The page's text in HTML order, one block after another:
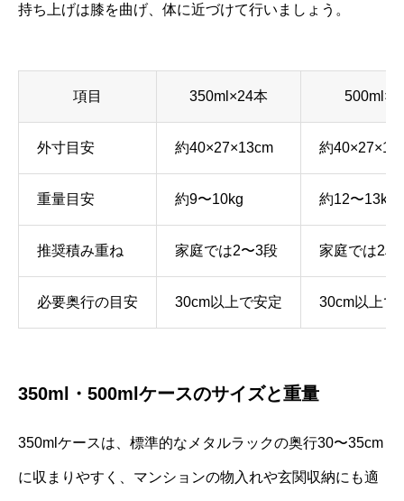
持ち上げは膝を曲げ、体に近づけて行いましょう。
項目 350ml×24本
外寸目安 約40×27×13cm 約40×27×16
重量目安 約9〜10kg 約12〜13kg
推奨積み重ね 家庭では2〜3段 家庭では2段
必要奥行の目安 30cm以上で安定 30cm以上で
350ml・500mlケースのサイズと重量
350mlケースは、標準的なメタルラックの奥行30〜35cm
に収まりやすく、マンションの物入れや玄関収納にも適